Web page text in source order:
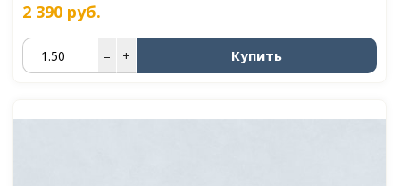
2 390 руб.
– + Купить